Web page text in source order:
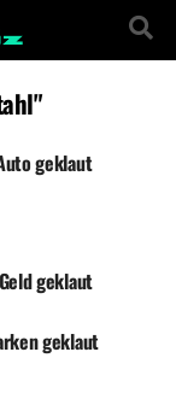
geklaut
geklaut
geklaut